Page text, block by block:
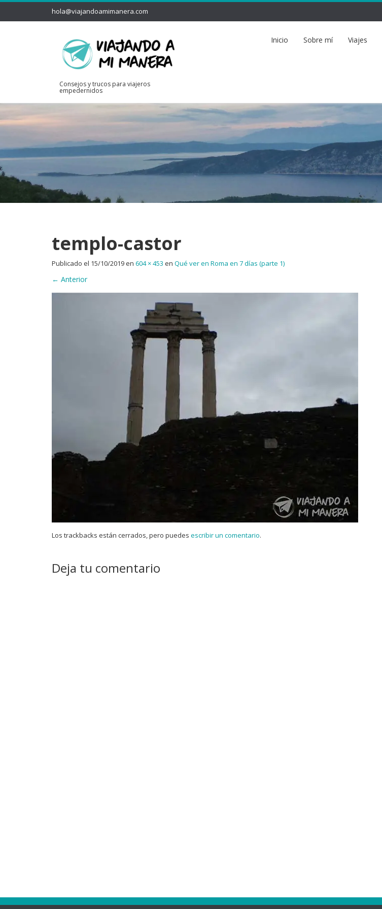
hola@viajandoamimanera.com
Consejos y trucos para viajeros
empedernidos
Inicio Sobre mí Viajes
templo-castor
Publicado el 15/10/2019en 604 × 453 en Qué ver en Roma en 7 días (parte 1)
← Anterior
Los trackbacks están cerrados, pero puedes escribir un comentario.
Deja tu comentario